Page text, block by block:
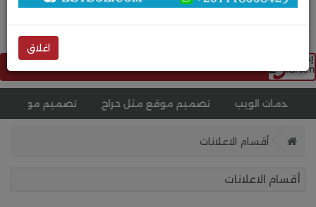
خدمات الويب تصميم موقع مثل حراج تصميم موقع
أقسام الاعلانات
أقسام الاعلانات
اغلاق